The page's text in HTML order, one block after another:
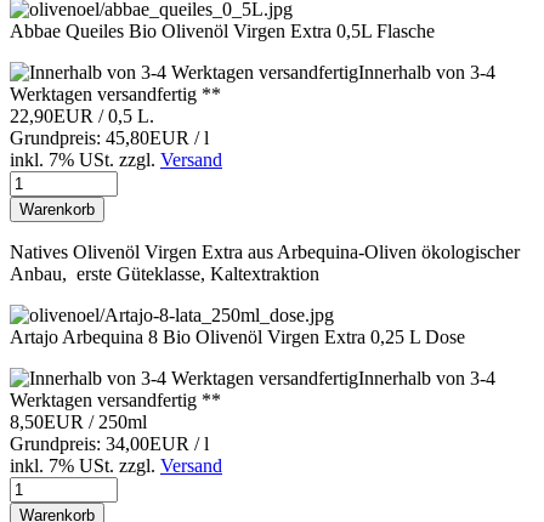
Abbae Queiles Bio Olivenöl Virgen Extra 0,5L Flasche
Innerhalb von 3-4
Werktagen versandfertig **
22,90EUR / 0,5 L.
Grundpreis: 45,80EUR / l
inkl. 7% USt. zzgl. Versand
Warenkorb
Natives Olivenöl Virgen Extra aus Arbequina-Oliven ökologischer
Anbau, erste Güteklasse, Kaltextraktion
Artajo Arbequina 8 Bio Olivenöl Virgen Extra 0,25 L Dose
Innerhalb von 3-4
Werktagen versandfertig **
8,50EUR / 250ml
Grundpreis: 34,00EUR / l
inkl. 7% USt. zzgl. Versand
Warenkorb